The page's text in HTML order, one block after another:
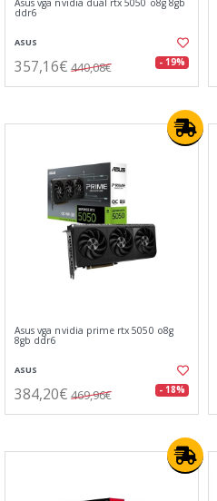
Asus vga nvidia dual rtx 5050 o8g 8gb
ddr6
ASUS
357,16€ 440,08€ - 19%
Asus vga nvidia prime rtx 5050 o8g
8gb ddr6
ASUS
384,20€ 469,96€ - 18%